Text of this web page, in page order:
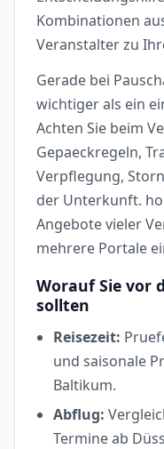
Kombinationen
Veranstalter zu
Gerade bei
wichtiger als ein
Achten Sie beim
Gepaeckregeln,
Verpflegung,
der Unterkunft.
Angebote vieler
mehrere Portale
Worauf Sie vor
sollten
Reisezeit:
und saisonale
Baltikum.
Abflug:
Termine ab